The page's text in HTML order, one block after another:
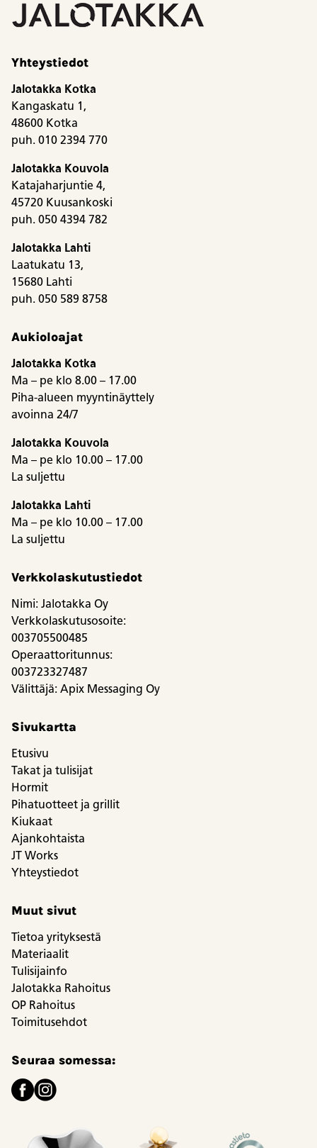
Yhteystiedot
Jalotakka Kotka
Kangaskatu 1,
48600 Kotka
puh. 010 2394 770
Jalotakka Kouvola
Katajaharjuntie 4,
45720 Kuusankoski
puh. 050 4394 782
Jalotakka Lahti
Laatukatu 13,
15680 Lahti
puh. 050 589 8758
Aukioloajat
Jalotakka Kotka
Ma – pe klo 8.00 – 17.00
Piha-alueen myyntinäyttely
avoinna 24/7
Jalotakka Kouvola
Ma – pe klo 10.00 – 17.00
La suljettu
Jalotakka Lahti
Ma – pe klo 10.00 – 17.00
La suljettu
Verkkolaskutustiedot
Nimi: Jalotakka Oy
Verkkolaskutusosoite:
003705500485
Operaattoritunnus:
003723327487
Välittäjä: Apix Messaging Oy
Sivukartta
Etusivu
Takat ja tulisijat
Hormit
Pihatuotteet ja grillit
Kiukaat
Ajankohtaista
JT Works
Yhteystiedot
Muut sivut
Tietoa yrityksestä
Materiaalit
Tulisijainfo
Jalotakka Rahoitus
OP Rahoitus
Toimitusehdot
Seuraa somessa: